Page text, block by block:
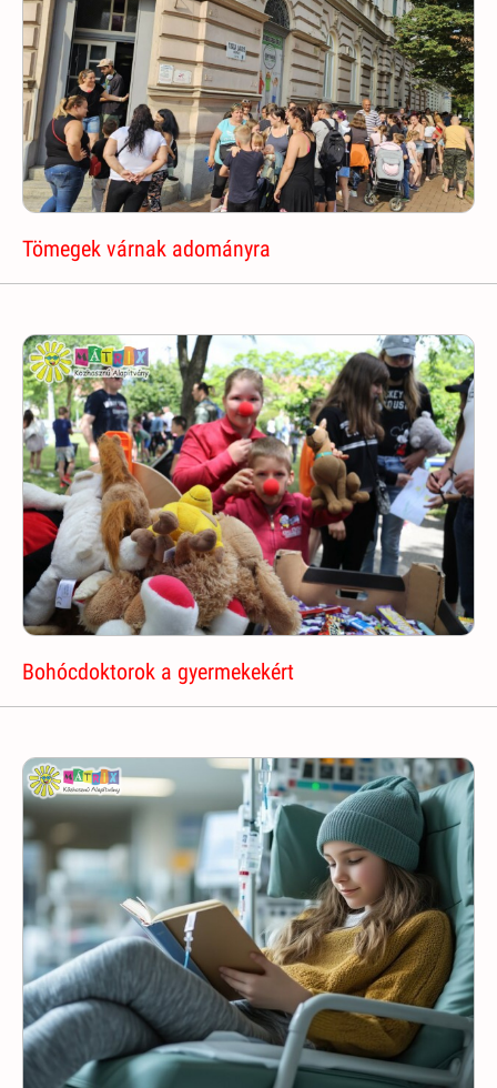
Tömegek várnak adományra
Bohócdoktorok a gyermekekért